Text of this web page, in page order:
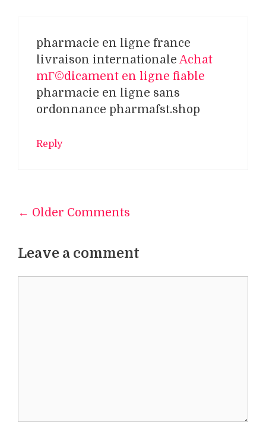
pharmacie en ligne france
livraison internationale Achat
mГ©dicament en ligne fiable
pharmacie en ligne sans
ordonnance pharmafst.shop
Reply
Comment
← Older Comments
Leave a comment